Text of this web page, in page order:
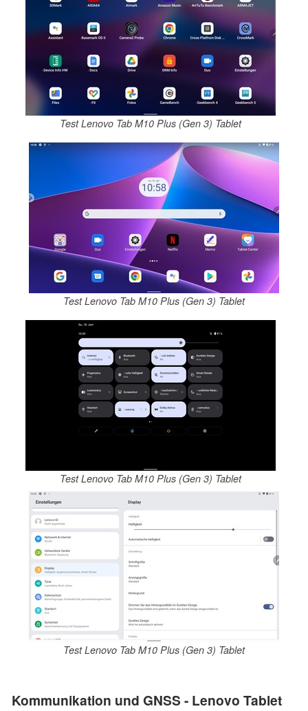
Test Lenovo Tab M10 Plus (Gen 3) Tablet
Test Lenovo Tab M10 Plus (Gen 3) Tablet
Test Lenovo Tab M10 Plus (Gen 3) Tablet
Test Lenovo Tab M10 Plus (Gen 3) Tablet
Kommunikation und GNSS - Lenovo Tablet